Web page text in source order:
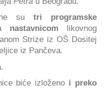
su tri programske
nastavnicom likovnog
Strize iz OŠ Dositej
iz Pančeva.
.
biće izloženo i preko